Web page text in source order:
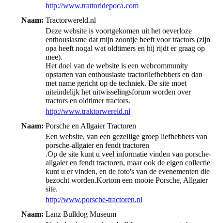
http://www.trattoridepoca.com
Naam: Tractorwereld.nl
Deze website is voortgekomen uit het oeverloze
enthousiasme dat mijn zoontje heeft voor tractors (zijn
opa heeft nogal wat oldtimers en hij rijdt er graag op
mee).
Het doel van de website is een webcommunity
opstarten van enthousiaste tractorliefhebbers en dan
met name gericht op de techniek. De site moet
uiteindelijk het uitwisselingsforum worden over
tractors en oldtimer tractors.
http://www.traktorwereld.nl
Naam: Porsche en Allgaier Tractoren
Een website, van een gezellige groep liefhebbers van
porsche-allgaier en fendt tractoren
.Op de site kunt u veel informatie vinden van porsche-
allgaier en fendt tractoren, maar ook de eigen collectie
kunt u er vinden, en de foto's van de evenementen die
bezocht worden.Kortom een mooie Porsche, Allgaier
site.
http://www.porsche-tractoren.nl
Naam: Lanz Bulldog Museum